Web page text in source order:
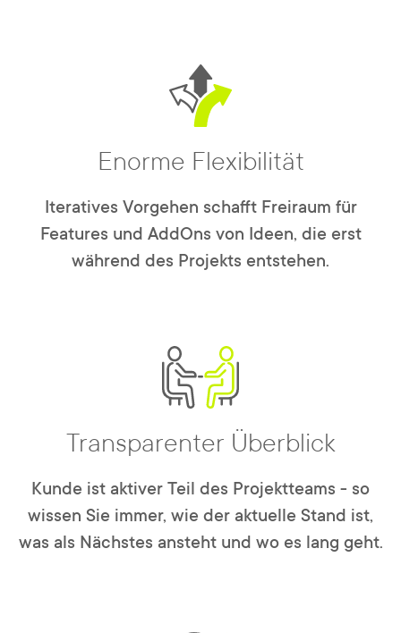
Enorme Flexibilität
Iteratives Vorgehen schafft Freiraum für
Features und AddOns von Ideen, die erst
während des Projekts entstehen.
Transparenter Überblick
Kunde ist aktiver Teil des Projektteams - so
wissen Sie immer, wie der aktuelle Stand ist,
was als Nächstes ansteht und wo es lang geht.